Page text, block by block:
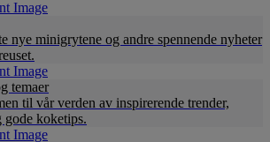
nye minigrytene og andre spennende nyheter
temaer
til vår verden av inspirerende trender,
gode koketips.